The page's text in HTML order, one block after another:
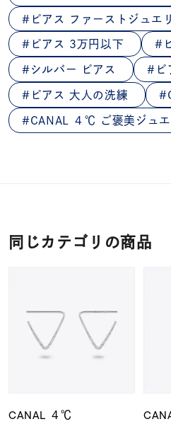
ピアス ファーストジュエ
ピアス 3万円以下
シルバー ピアス
ピアス 大人の洗練
CANAL ４℃ ご褒美ジュエ
同じカテゴリの商品
CANAL ４℃